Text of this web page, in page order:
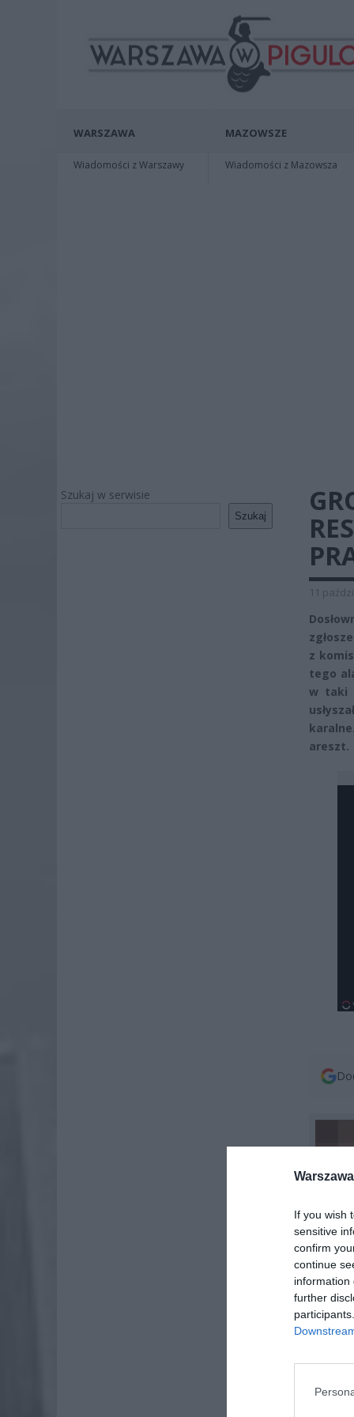
If you wish
sensitive
confirm
continue
information
further
WARSZAWA
Wiadomości z Warszawy
MAZOWSZE
Wiadomości z Mazowsza
Szukaj w serwisie
Szukaj
11
z
tego
w taki
areszt.